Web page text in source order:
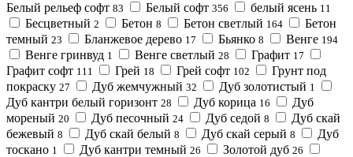
Белый рельеф софт 83 Белый софт 356 белый ясень 11
Бесцветный 2 Бетон 8 Бетон светлый 164
Бетон
темный 23 Бланжевое дерево 17 Бьянко 8 Венге 194
Венге гринвуд 1 Венге светлый 28 Графит 17
Графит софт 111 Грей 18 Грей софт 102
Грунт под
покраску 27 Дуб жемчужный 32 Дуб золотистый 1
Дуб кантри белый горизонт 28 Дуб корица 16
Дуб
мореный 20 Дуб песочный 24 Дуб седой 8
Дуб скай
бежевый 8 Дуб скай белый 8 Дуб скай серый 8
Дуб
тоскано 1 Дуб кантри темный 26 Золотой дуб 26